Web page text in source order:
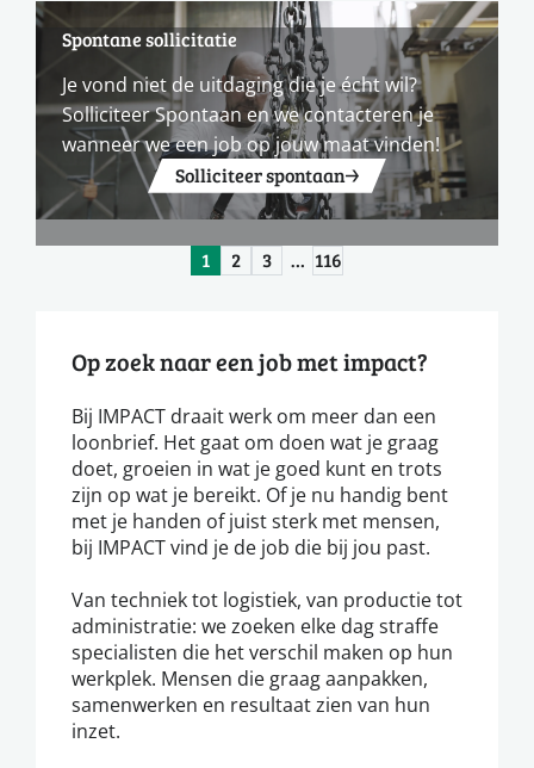
Spontane sollicitatie
Je vond niet de uitdaging die je écht wil?
Solliciteer Spontaan en we contacteren je
wanneer we een job op jouw maat vinden!
Solliciteer spontaan
1 2 3 … 116
Op zoek naar een job met impact?
Bij IMPACT draait werk om meer dan een
loonbrief. Het gaat om doen wat je graag
doet, groeien in wat je goed kunt en trots
zijn op wat je bereikt. Of je nu handig bent
met je handen of juist sterk met mensen,
bij IMPACT vind je de job die bij jou past.
Van techniek tot logistiek, van productie tot
administratie: we zoeken elke dag straffe
specialisten die het verschil maken op hun
werkplek. Mensen die graag aanpakken,
samenwerken en resultaat zien van hun
inzet.